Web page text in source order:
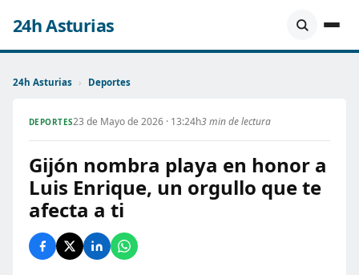
24h Asturias
24h Asturias › Deportes
DEPORTES23 de Mayo de 2026 · 13:24h3 min de lectura
Gijón nombra playa en honor a
Luis Enrique, un orgullo que te
afecta a ti